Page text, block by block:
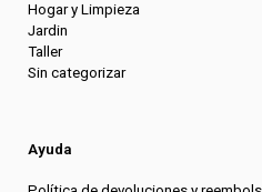
Hogar y Limpieza
Jardin
Taller
Sin categorizar
Ayuda